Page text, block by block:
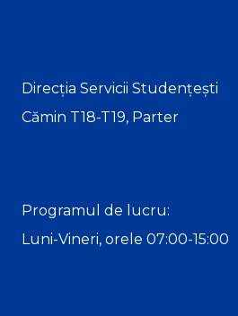
Direcția Servicii Studențești
Cămin T18-T19, Parter
Programul de lucru:
Luni-Vineri, orele 07:00-15:00